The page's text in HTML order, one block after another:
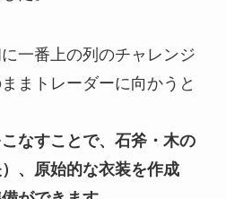
一番上の列のチャレンジ
まトレーダーに向かう と
なすことで、石斧・木の
、原始的な衣装を作成